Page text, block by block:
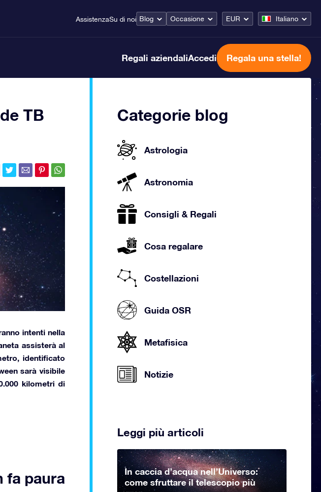
AssistenzaSu di noi Blog Occasione EUR Italiano
Regali aziendaliAccedi Regala una stella!
TB
intenti nella
assisterà al
identificato
sarà visibile
kilometri di
fa paura
Categorie blog
Astrologia
Astronomia
Consigli & Regali
Cosa regalare
Costellazioni
Guida OSR
Metafisica
Notizie
Leggi più articoli
In caccia d’acqua nell’Universo:
come sfruttare il telescopio più